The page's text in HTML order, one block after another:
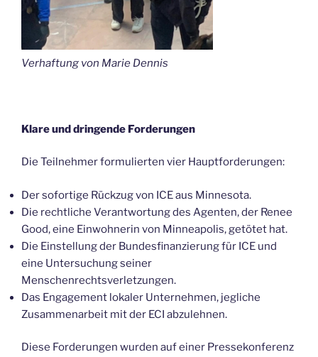
Verhaftung von Marie Dennis
Klare und dringende Forderungen
Die Teilnehmer formulierten vier Hauptforderungen:
Der sofortige Rückzug von ICE aus Minnesota.
Die rechtliche Verantwortung des Agenten, der Renee
Good, eine Einwohnerin von Minneapolis, getötet hat.
Die Einstellung der Bundesfinanzierung für ICE und
eine Untersuchung seiner
Menschenrechtsverletzungen.
Das Engagement lokaler Unternehmen, jegliche
Zusammenarbeit mit der ECI abzulehnen.
Diese Forderungen wurden auf einer Pressekonferenz